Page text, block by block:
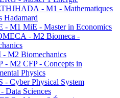
- M1 - Mathematiques
Hadamard
- M1 MiE - Master in Economics
- M2 Biomeca -
M2 Biomechanics
- M2 CFP - Concepts in
Physics
- Cyber Physical System
Data Sciences